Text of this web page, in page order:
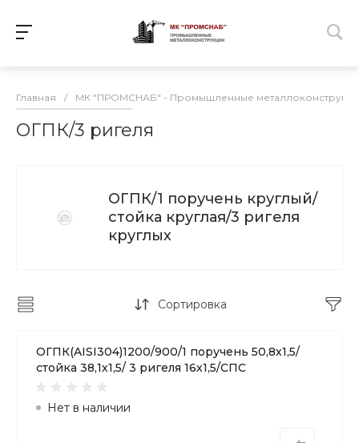
Главная / МК "ПРОМСНАБ" - Промышленные
ОГПК/3 ригеля
ОГПК/1 поручень круглый/
стойка круглая/3 ригеля
круглых
Сортировка
ОГПК(AISI304)1200/900/1 поручень 50,8х1,5/
стойка 38,1х1,5/ 3 ригеля 16х1,5/СПС
Нет в наличии